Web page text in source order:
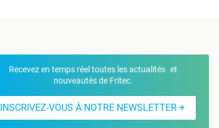
Recevez en temps réel toutes les actualités et
nouveautés de Fritec.
INSCRIVEZ-VOUS À NOTRE NEWSLETTER